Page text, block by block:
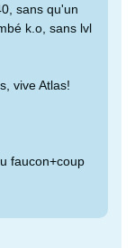
sans qu'un
k.o, sans lvl
vive Atlas!
faucon+coup